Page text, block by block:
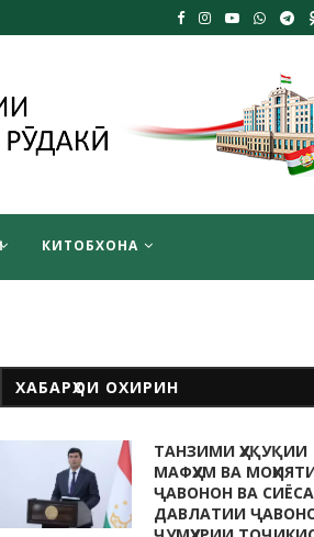
КИТОБХОНА
ХАБАРҲОИ ОХИРИН
ТАНЗИМИ ҲУҚУҚИИ
МАФҲУМ ВА
ҶАВОНОН ВА
ДАВЛАТИИ